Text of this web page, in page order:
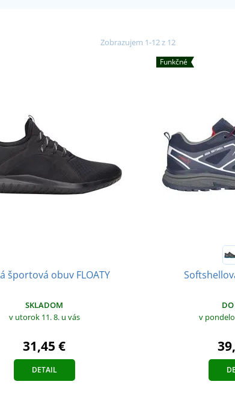
Zobrazujem 1-12 z 12
športová obuv FLOATY
SKLADOM
v utorok 11. 8. u vás
31,45 €
DETAIL
Funkčné
v